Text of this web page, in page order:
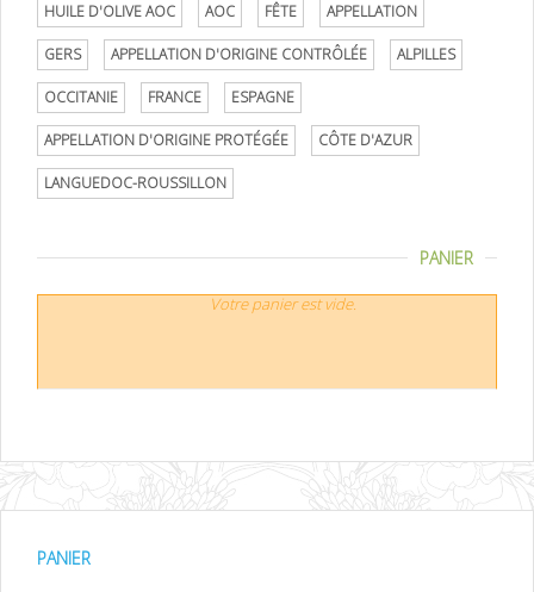
HUILE D'OLIVE AOC AOC FÊTE APPELLATION
GERS APPELLATION D'ORIGINE CONTRÔLÉE ALPILLES
OCCITANIE FRANCE ESPAGNE
APPELLATION D'ORIGINE PROTÉGÉE CÔTE D'AZUR
LANGUEDOC-ROUSSILLON
PANIER
Votre panier est vide.
PANIER